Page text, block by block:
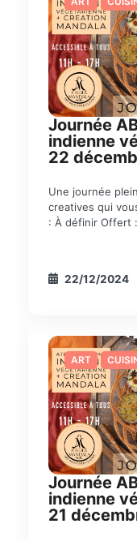
Journée
indienne
22
Une journée
creatives qui
: À définir Offert :
22/12/2024
ART
Journée
indienne
21